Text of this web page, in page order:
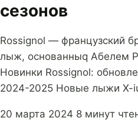
сезонов
Rossignol — французский
лыж, основанныq Абелем
Новинки Rossignol:
2024-2025 Новые лыжи X-
20 марта 2024 8 минут